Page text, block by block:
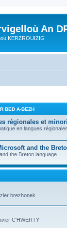
An
KERZROUIZIG
BED A-BEZH
régionales et
en langues
and the
the Breton language
brezhonek
C'HWERTY